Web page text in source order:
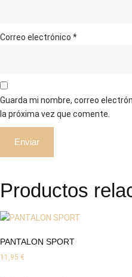
Correo electrónico *
Guarda mi nombre, correo
la próxima vez que comente.
Productos
PANTALON SPORT
11,95 €